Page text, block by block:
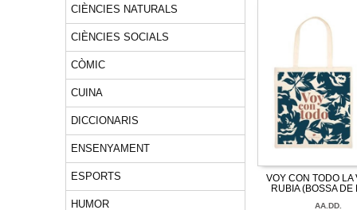
CIÈNCIES NATURALS
CIÈNCIES SOCIALS
CÒMIC
CUINA
DICCIONARIS
ENSENYAMENT
ESPORTS
HUMOR
VOY CON TODO LA
RUBIA (BOSSA DE
AA.DD.